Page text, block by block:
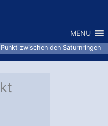
MENU
Punkt zwischen den Saturnringen